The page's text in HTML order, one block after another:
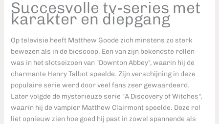
Succesvolle tv-series met
karakter en diepgang
Op televisie heeft Matthew Goode zich minstens zo sterk
bewezen als in de bioscoop. Een van zijn bekendste rollen
was in het slotseizoen van "Downton Abbey", waarin hij de
charmante Henry Talbot speelde. Zijn verschijning in deze
populaire serie werd door veel fans zeer gewaardeerd.
Later volgde de mysterieuze serie "A Discovery of Witches",
waarin hij de vampier Matthew Clairmont speelde. Deze rol
liet opnieuw zien hoe goed hij past in zowel spannende als